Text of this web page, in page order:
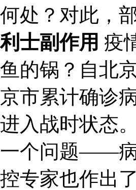
何处？对此，
利士副作用 疫
鱼的锅？自北
京市累计确诊
进入战时状态
一个问题——病
控专家也作出